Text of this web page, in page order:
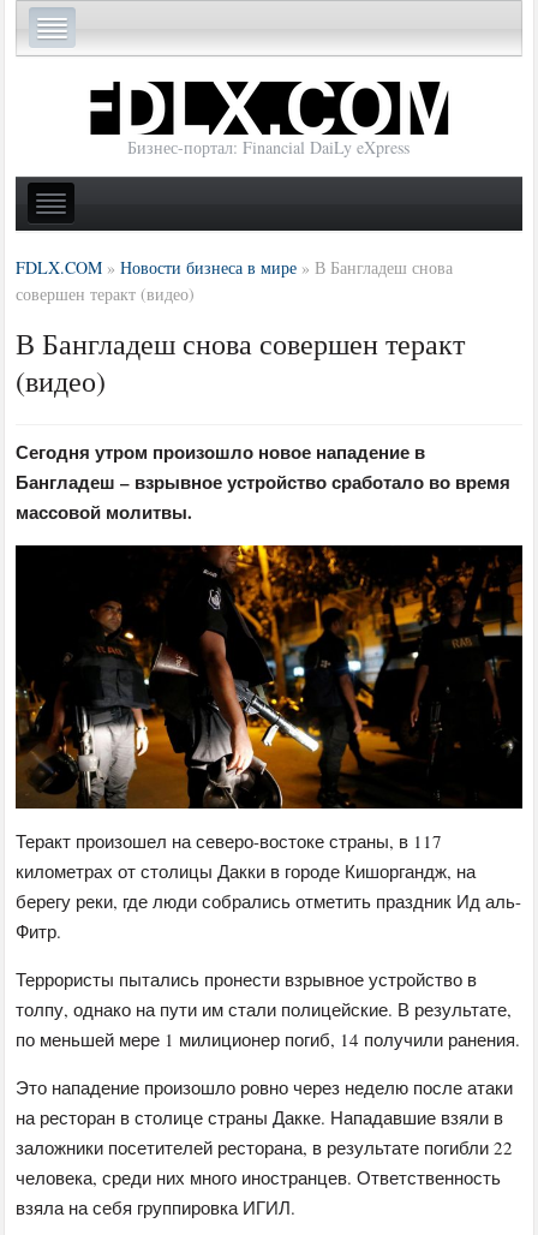
Бизнес-портал: Financial DaiLy eXpress
FDLX.COM »Новости бизнеса в мире »В Бангладеш снова
совершен теракт (видео)
В Бангладеш снова совершен теракт
(видео)
Сегодня утром произошло новое нападение в
Бангладеш – взрывное устройство сработало во время
массовой молитвы.
Теракт произошел на северо-востоке страны, в 117
километрах от столицы Дакки в городе Кишоргандж, на
берегу реки, где люди собрались отметить праздник Ид аль-
Фитр.
Террористы пытались пронести взрывное устройство в
толпу, однако на пути им стали полицейские. В результате,
по меньшей мере 1 милиционер погиб, 14 получили ранения.
Это нападение произошло ровно через неделю после атаки
на ресторан в столице страны Дакке. Нападавшие взяли в
заложники посетителей ресторана, в результате погибли 22
человека, среди них много иностранцев. Ответственность
взяла на себя группировка ИГИЛ.